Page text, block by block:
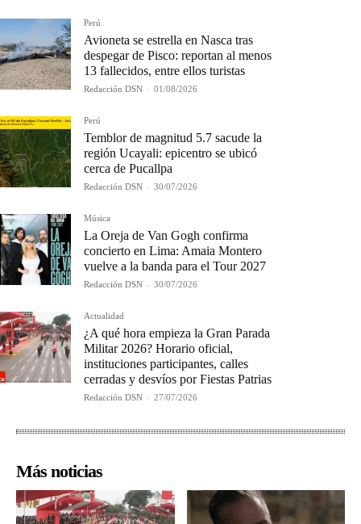
Perú
Avioneta se estrella en Nasca tras
despegar de Pisco: reportan al menos
13 fallecidos, entre ellos turistas
Redacción DSN - 01/08/2026
Perú
Temblor de magnitud 5.7 sacude la
región Ucayali: epicentro se ubicó
cerca de Pucallpa
Redacción DSN - 30/07/2026
Música
La Oreja de Van Gogh confirma
concierto en Lima: Amaia Montero
vuelve a la banda para el Tour 2027
Redacción DSN - 30/07/2026
Actualidad
¿A qué hora empieza la Gran Parada
Militar 2026? Horario oficial,
instituciones participantes, calles
cerradas y desvíos por Fiestas Patrias
Redacción DSN - 27/07/2026
Más noticias